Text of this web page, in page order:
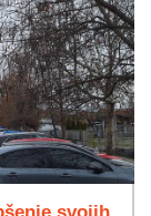
svojih